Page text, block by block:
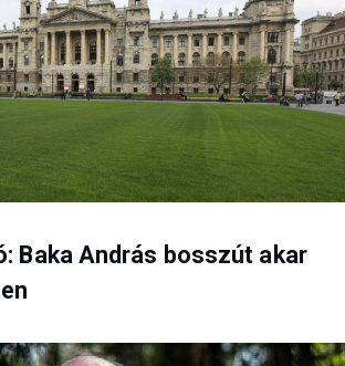
Baka András bosszút akar